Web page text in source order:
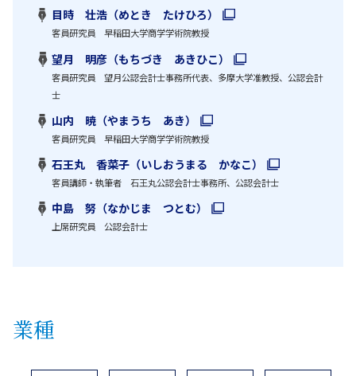
目時 壮浩（めとき たけひろ）
客員研究員 早稲田大学商学学術院教授
望月 明彦（もちづき あきひこ）
客員研究員 望月公認会計士事務所代表、多摩大学准教授、公認会計
士
山内 暁（やまうち あき）
客員研究員 早稲田大学商学学術院教授
石王丸 香菜子（いしおうまる かなこ）
客員講師・執筆者 石王丸公認会計士事務所、公認会計士
中島 努（なかじま つとむ）
上席研究員 公認会計士
業種